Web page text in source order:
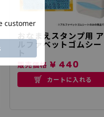
おなまえスタンプ用 ア
ルファベットゴムシー
販売価格 ¥ 440
カートに入れる